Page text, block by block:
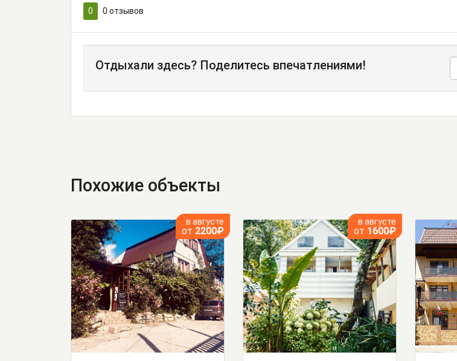
0 0 отзывов
Отдыхали здесь? Поделитесь впечатлениями!
Похожие объекты
в августе
от 2200₽
в августе
от 1600₽